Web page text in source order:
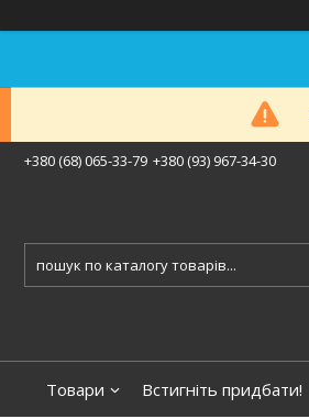
+380 (68) 065-33-79 +380 (93) 967-34-30
Товари Встигніть придбати!